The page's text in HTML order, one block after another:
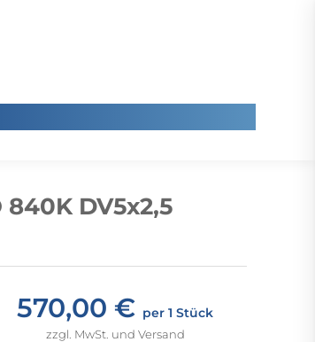
840K DV5x2,5
570,00 € per 1 Stück
zzgl. MwSt. und Versand